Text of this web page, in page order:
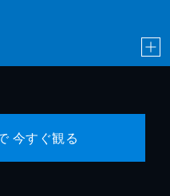
今すぐ観る